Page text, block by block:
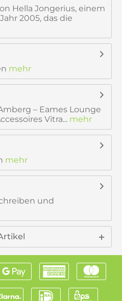
Hella Jongerius, einem
2005, das die
mehr
– Eames Lounge
Vitra... mehr
mehr
und